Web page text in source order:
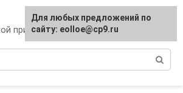
природе и при ЧС
Для любых предложений по
сайту: eolloe@cp9.ru